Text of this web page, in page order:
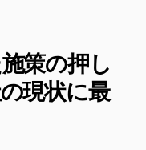
策の押し
現状に最